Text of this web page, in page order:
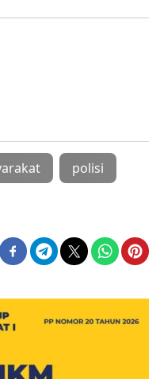
polisi